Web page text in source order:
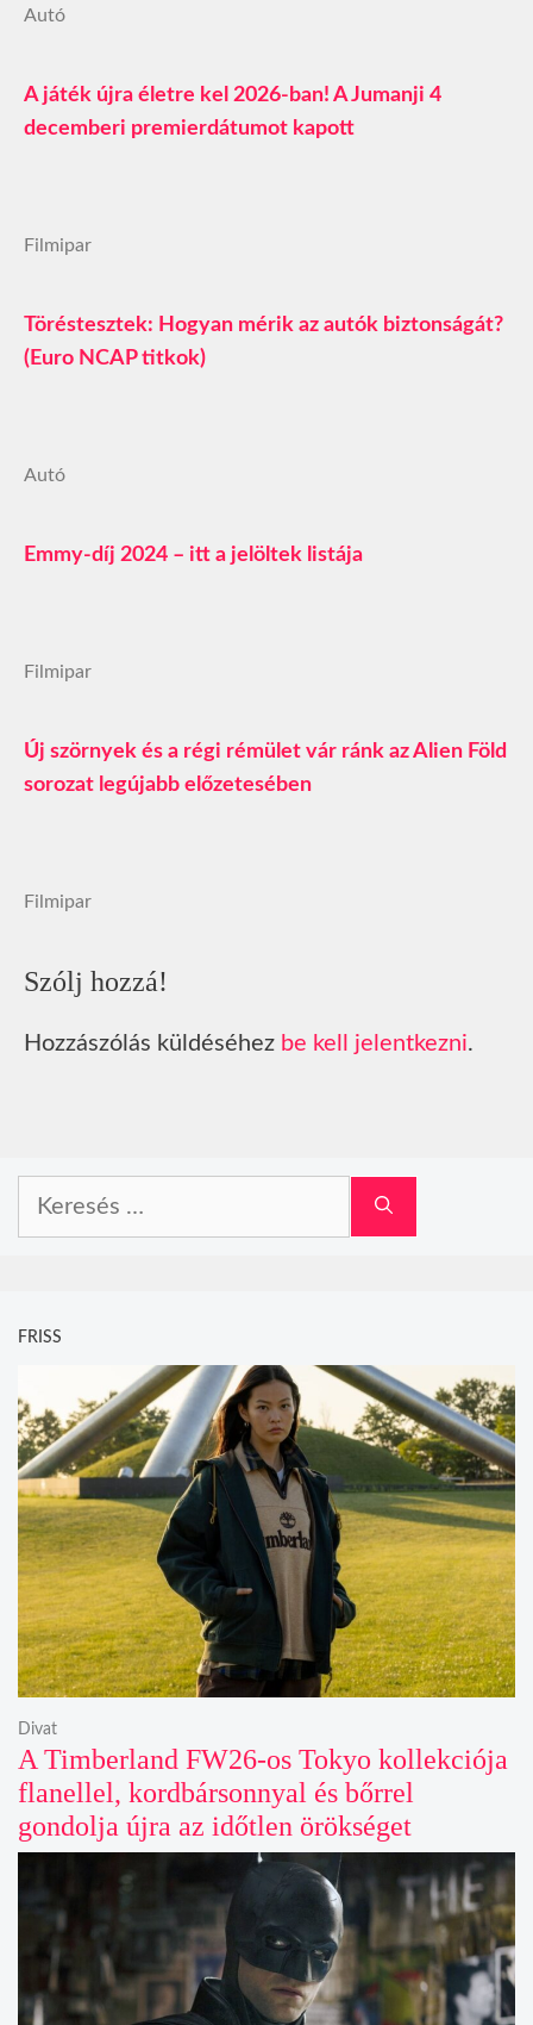
Autó
A játék újra életre kel 2026-ban! A Jumanji 4
decemberi premierdátumot kapott
Filmipar
Töréstesztek: Hogyan mérik az autók biztonságát?
(Euro NCAP titkok)
Autó
Emmy-díj 2024 – itt a jelöltek listája
Filmipar
Új szörnyek és a régi rémület vár ránk az Alien Föld
sorozat legújabb előzetesében
Filmipar
Szólj hozzá!
Hozzászólás küldéséhez be kell jelentkezni.
FRISS
A Timberland FW26-os Tokyo kollekciója
flanellel, kordbársonnyal és bőrrel
gondolja újra az időtlen örökséget
Divat